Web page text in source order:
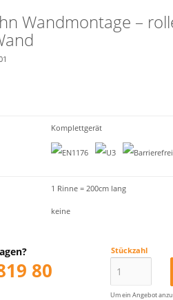
Wandmontage –
Komplettgerät
1 Rinne = 200cm lang
keine
Stückzahl
Um ein Angebot
80